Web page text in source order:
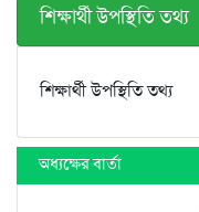
শিক্ষার্থী উপস্থিতি তথ্য
শিক্ষার্থী উপস্থিতি তথ্য
অধ্যক্ষের বার্তা